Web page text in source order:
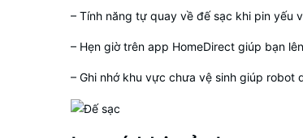
– Tính năng tự quay về đế sạc khi pin yếu
– Hẹn giờ trên app HomeDirect giúp bạn
– Ghi nhớ khu vực chưa vệ sinh giúp